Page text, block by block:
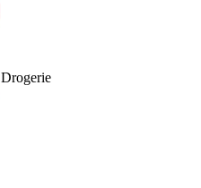
Drogerie